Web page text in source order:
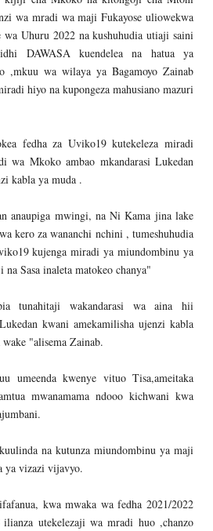
wa mradi wa maji Fukayose uliowekwa
Uhuru 2022 na kushuhudia utiaji saini
DAWASA kuendelea na hatua ya
,mkuu wa wilaya ya Bagamoyo Zainab
hiyo na kupongeza mahusiano mazuri
fedha za Uviko19 kutekeleza miradi
wa Mkoko ambao mkandarasi Lukedan
kabla ya muda .
anaupiga mwingi, na Ni Kama jina lake
kero za wananchi nchini , tumeshuhudia
kujenga miradi ya miundombinu ya
Sasa inaleta matokeo chanya"
tunahitaji wakandarasi wa aina hii
kwani amekamilisha ujenzi kabla
"alisema Zainab.
umeenda kwenye vituo Tisa,ameitaka
mwanamama ndooo kichwani kwa
na kutunza miundombinu ya maji
ya vizazi vijavyo.
kwa mwaka wa fedha 2021/2022
utekelezaji wa mradi huo ,chanzo